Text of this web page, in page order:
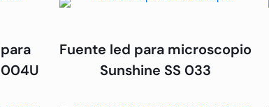
Fuente led para microscopio
Sunshine SS 033